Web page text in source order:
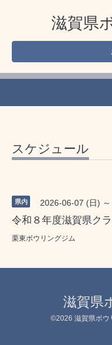
滋賀県
スケジュール
県内 2026-06-07 (日)
令和８年度滋賀県ク
栗東ボウリングジム
滋賀県
©2026 滋賀県ボウ